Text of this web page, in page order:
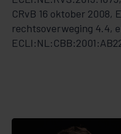
CRvB 16 oktober 2008,
rechtsoverweging 4.4,